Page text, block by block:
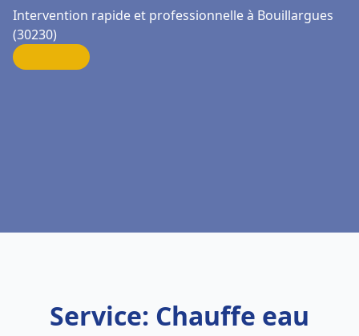
Intervention rapide et professionnelle à Bouillargues
(30230)
Service: Chauffe eau